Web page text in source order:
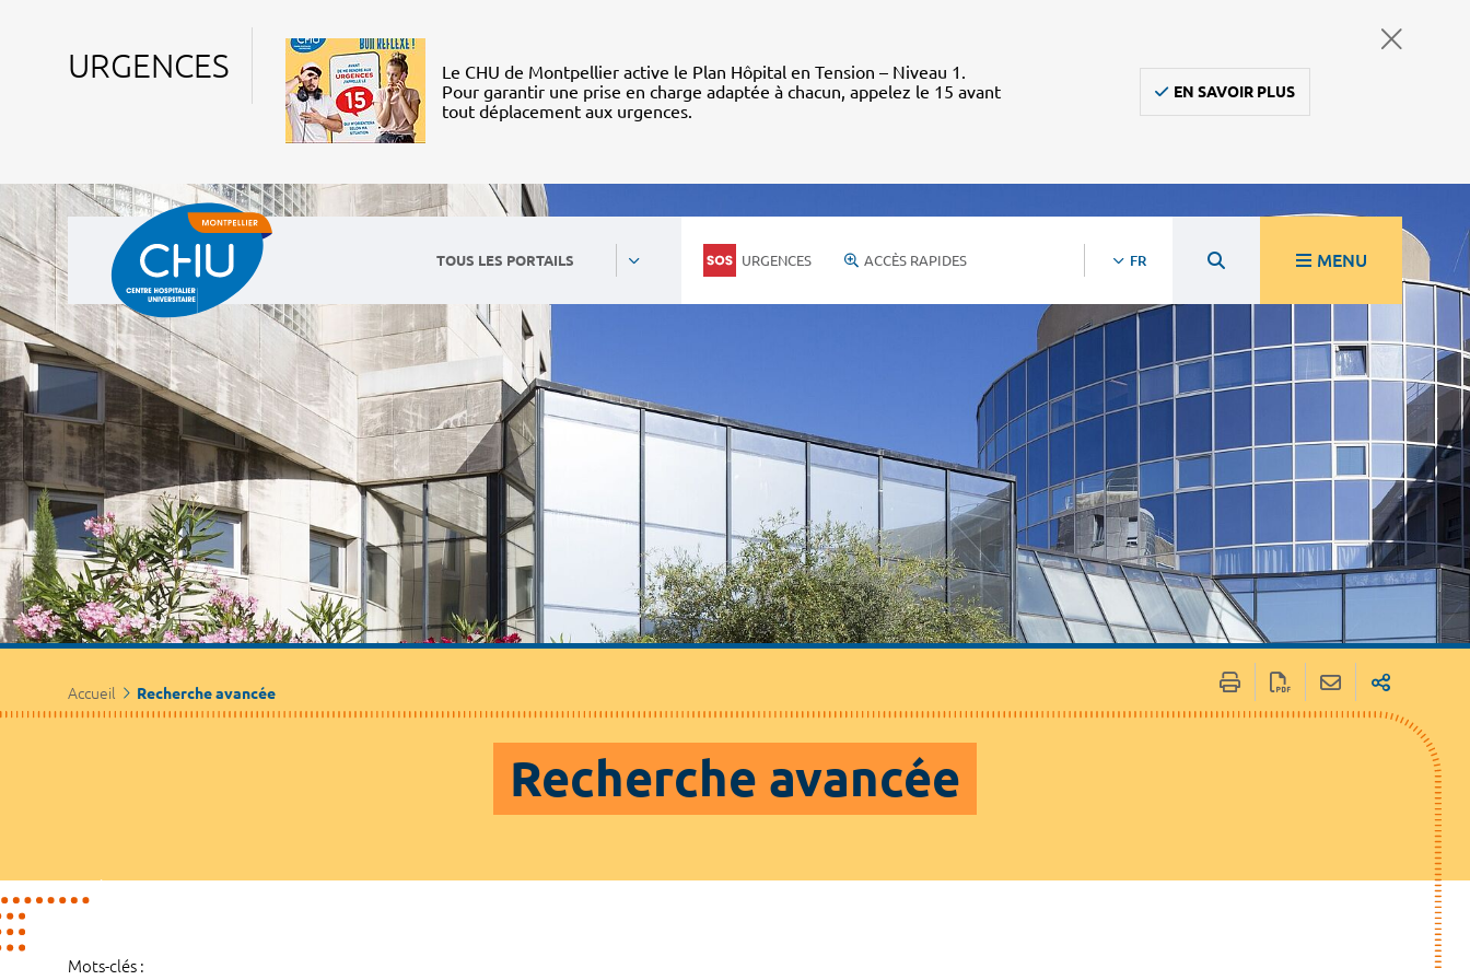
URGENCES
Le CHU de Montpellier active le Plan Hôpital en Tension – Niveau 1.
Pour garantir une prise en charge adaptée à chacun, appelez le 15 avant
tout déplacement aux urgences.
EN SAVOIR PLUS
TOUS LES PORTAILS URGENCES ACCÈS RAPIDES FR MENU
Accueil Recherche avancée
Recherche avancée
Mots-clés :